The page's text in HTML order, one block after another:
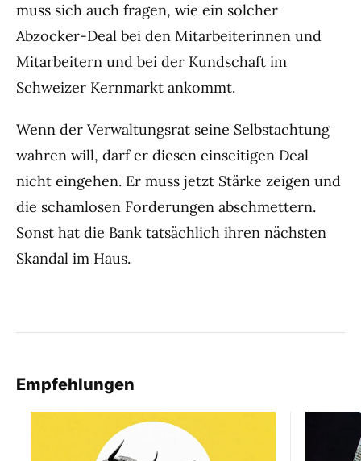
muss sich auch fragen, wie ein solcher
Abzocker-Deal bei den Mitarbeiterinnen und
Mitarbeitern und bei der Kundschaft im
Schweizer Kernmarkt ankommt.
Wenn der Verwaltungsrat seine Selbstachtung
wahren will, darf er diesen einseitigen Deal
nicht eingehen. Er muss jetzt Stärke zeigen und
die schamlosen Forderungen abschmettern.
Sonst hat die Bank tatsächlich ihren nächsten
Skandal im Haus.
Empfehlungen